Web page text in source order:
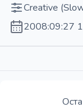
Creative
2008:09:27